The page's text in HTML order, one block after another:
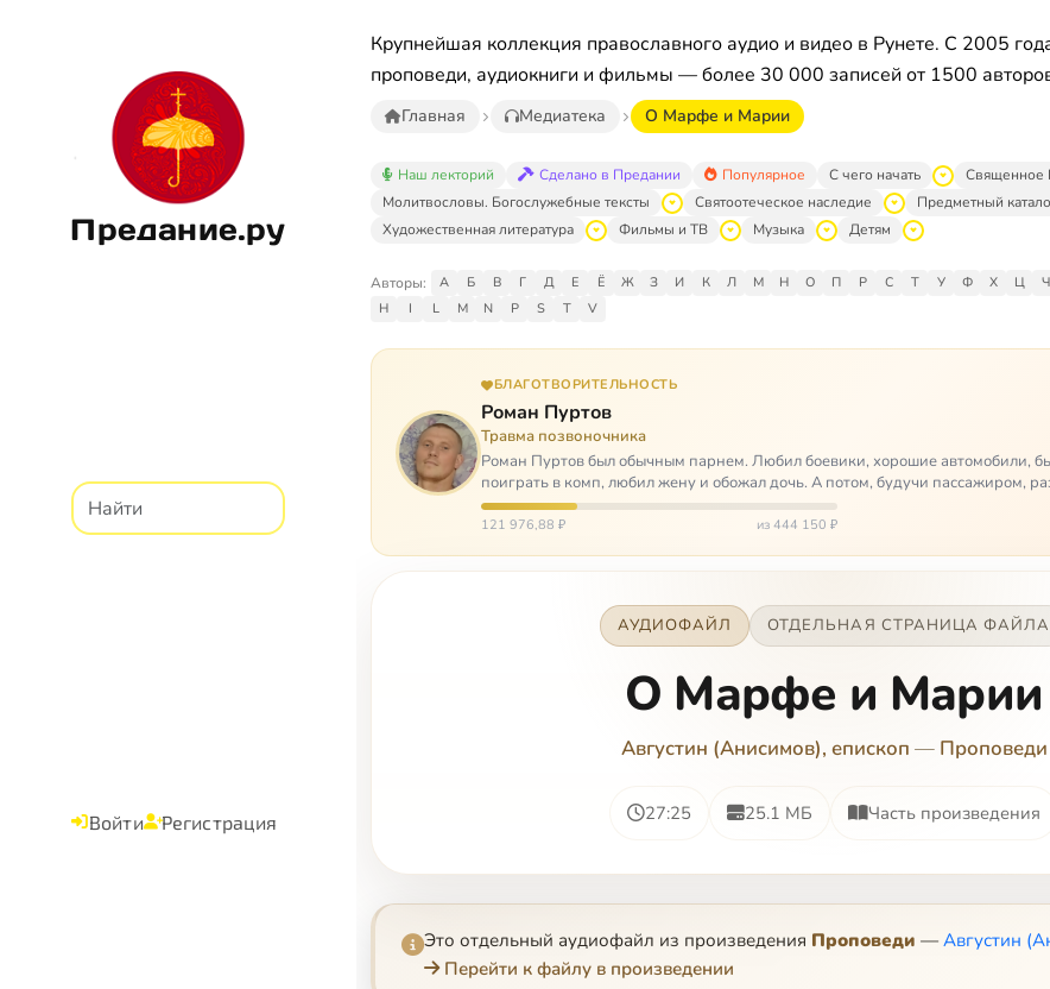
Предание.ру
Войти Регистрация
Крупнейшая коллекция православного аудио и видео в Рунете. С 2005
проповеди, аудиокниги и фильмы — более 30 000 записей от 1500
Главная Медиатека О Марфе и Марии
Наш лекторий Сделано в Предании Популярное С чего начать
Священное
Молитвословы. Богослужебные тексты
Святоотеческое наследие
Предметный
Художественная литература
Фильмы и ТВ Музыка Детям
Авторы: А Б В Г Д Е Ё Ж З И К Л М Н О П Р С Т У Ф Х Ц Ч
H
I L M N P S T V
БЛАГОТВОРИТЕЛЬНОСТЬ
Роман Пуртов
Травма позвоночника
Роман Пуртов был обычным парнем. Любил боевики, хорошие автомобили,
поиграть в комп, любил жену и обожал дочь. А потом, будучи пассажиром,
автоаварии и тепе…
121 976,88 ₽ из 444 150 ₽
АУДИОФАЙЛ ОТДЕЛЬНАЯ СТРАНИЦА ФАЙЛА
О Марфе и Марии
Августин (Анисимов), епископ — Проповеди
27:25 25.1 МБ Часть произведения
Это отдельный аудиофайл из произведения Проповеди — Августин
Перейти к файлу в произведении